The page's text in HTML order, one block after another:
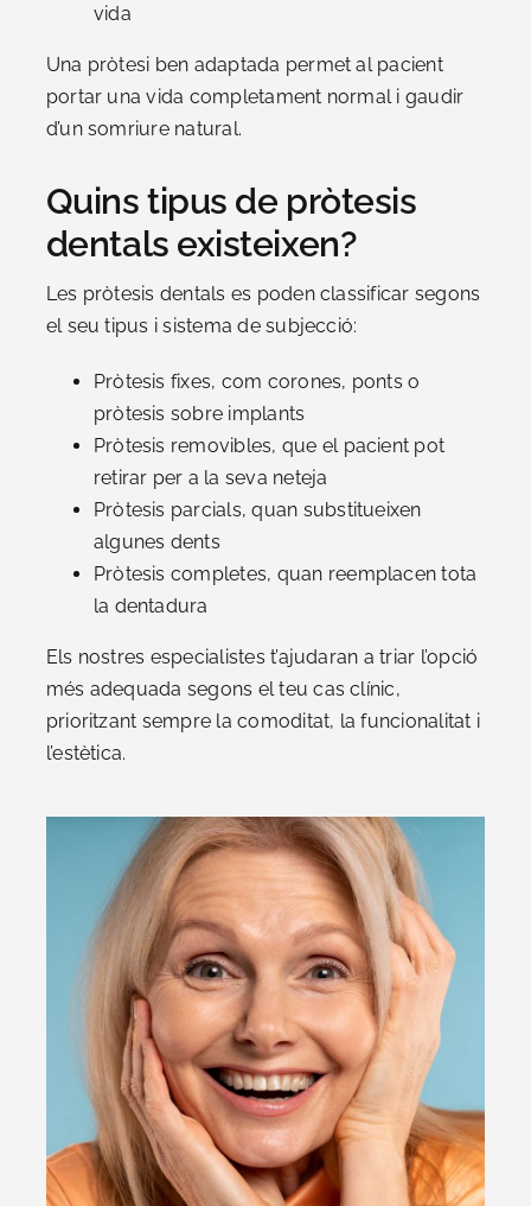
vida
Una pròtesi ben adaptada permet al pacient
portar una vida completament normal i gaudir
d’un somriure natural.
Quins tipus de pròtesis
dentals existeixen?
Les pròtesis dentals es poden classificar segons
el seu tipus i sistema de subjecció:
Pròtesis fixes, com corones, ponts o
pròtesis sobre implants
Pròtesis removibles, que el pacient pot
retirar per a la seva neteja
Pròtesis parcials, quan substitueixen
algunes dents
Pròtesis completes, quan reemplacen tota
la dentadura
Els nostres especialistes t’ajudaran a triar l’opció
més adequada segons el teu cas clínic,
prioritzant sempre la comoditat, la funcionalitat i
l’estètica.